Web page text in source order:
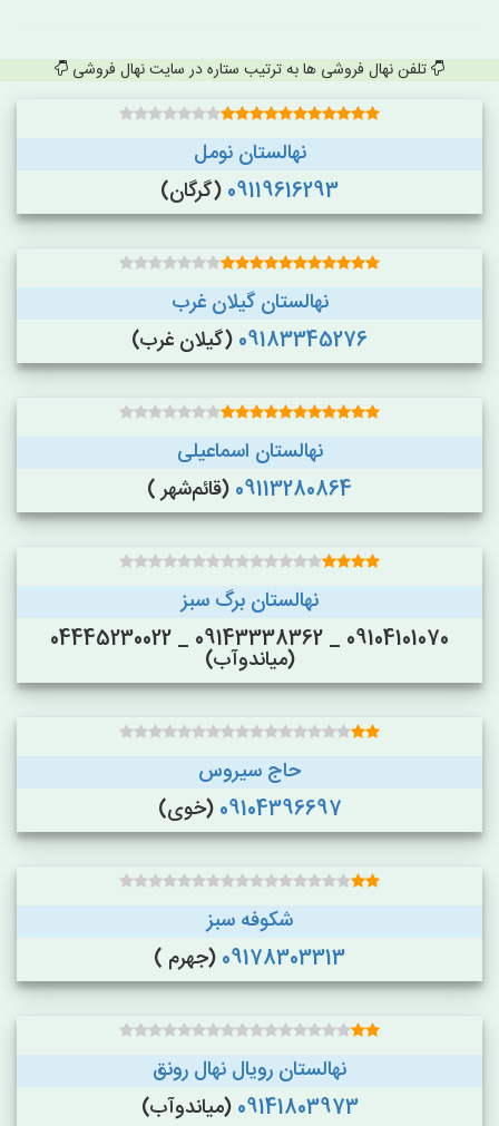
تلفن نهال فروشی ها به ترتیب ستاره در سایت نهال فروشی
نهالستان نومل
09119616293 (گرگان)
نهالستان گیلان غرب
09183345276 (گیلان غرب)
نهالستان اسماعیلی
09113280864 (قائم‌شهر )
نهالستان برگ سبز
09104101070 _ 09143338362 _ 04445230022
(میاندوآب)
حاج سیروس
09104396697 (خوی)
شکوفه سبز
09178303313 (جهرم )
نهالستان رویال نهال رونق
09141803973 (میاندوآب)